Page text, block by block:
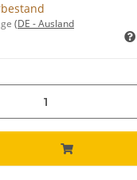
(DE - Ausland